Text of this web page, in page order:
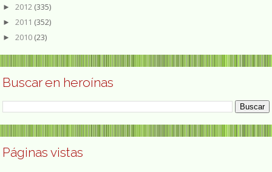
► 2012 (335)
► 2011 (352)
► 2010 (23)
Buscar en heroínas
Páginas vistas